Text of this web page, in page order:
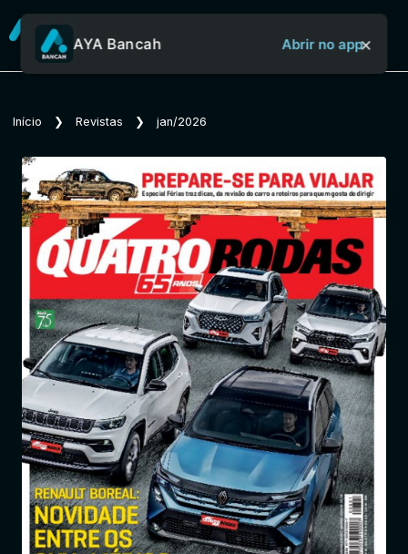
Sobre o Aya Bancah
Início
Revistas
Jornais
Notícias
Entrar
AYA Bancah Abrir no app×
Início ❯ Revistas ❯ jan/2026